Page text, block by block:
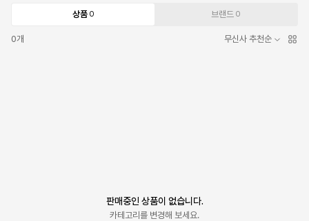
상품 0 브랜드 0
0개 무신사 추천순
판매중인 상품이 없습니다.
카테고리를 변경해 보세요.